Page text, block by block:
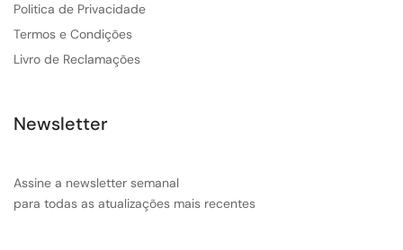
Politica de Privacidade
Termos e Condições
Livro de Reclamações
Newsletter
Assine a newsletter semanal
para todas as atualizações mais recentes